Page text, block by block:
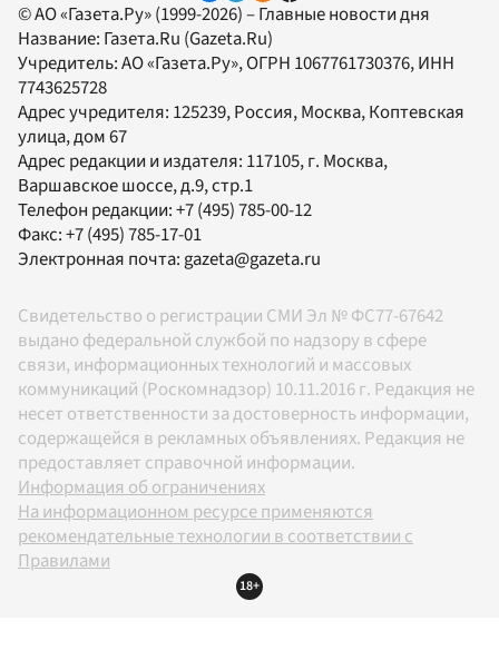
© АО «Газета.Ру» (1999-2026) – Главные новости дня
Название: Газета.Ru (Gazeta.Ru)
Учредитель:АО «Газета.Ру», ОГРН 1067761730376, ИНН
7743625728
Адрес учредителя: 125239, Россия, Москва, Коптевская
улица, дом 67
Адрес редакции и издателя: 117105, г. Москва,
Варшавское шоссе, д.9, стр.1
Телефон редакции:+7 (495) 785-00-12
Факс:+7 (495) 785-17-01
Электронная почта:gazeta@gazeta.ru
Свидетельство о регистрации СМИ Эл № ФС77-67642
выдано федеральной службой по надзору в сфере
связи, информационных технологий и массовых
коммуникаций (Роскомнадзор) 10.11.2016 г. Редакция не
несет ответственности за достоверность информации,
содержащейся в рекламных объявлениях. Редакция не
предоставляет справочной информации.
Информация об ограничениях
На информационном ресурсе применяются
рекомендательные технологии в соответствии с
Правилами
18+